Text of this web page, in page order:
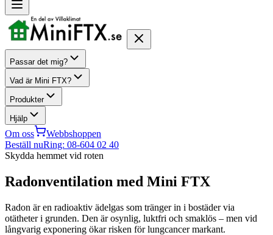
Passar det mig?
Vad är Mini FTX?
Produkter
Hjälp
Om oss
Webbshoppen
Beställ nuRing: 08-604 02 40
Skydda hemmet vid roten
Radonventilation med Mini FTX
Radon är en radioaktiv ädelgas som tränger in i bostäder via
otätheter i grunden. Den är osynlig, luktfri och smaklös – men vid
långvarig exponering ökar risken för lungcancer markant.